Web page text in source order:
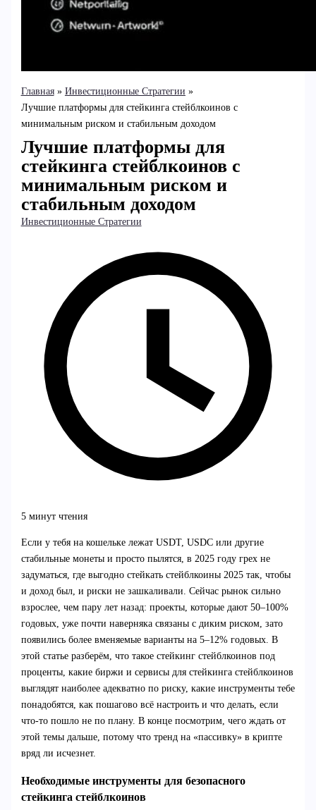
Главная
Инвестиционные Стратегии
Лучшие платформы для стейкинга стейблкоинов с
минимальным риском и стабильным доходом
Лучшие платформы для
стейкинга стейблкоинов с
минимальным риском и
стабильным доходом
Инвестиционные Стратегии
5 минут чтения
Если у тебя на кошельке лежат USDT, USDC или другие
стабильные монеты и просто пылятся, в 2025 году грех не
задуматься, где выгодно стейкать стейблкоины 2025 так, чтобы
и доход был, и риски не зашкаливали. Сейчас рынок сильно
взрослее, чем пару лет назад: проекты, которые дают 50–100%
годовых, уже почти наверняка связаны с диким риском, зато
появились более вменяемые варианты на 5–12% годовых. В
этой статье разберём, что такое стейкинг стейблкоинов под
проценты, какие биржи и сервисы для стейкинга стейблкоинов
выглядят наиболее адекватно по риску, какие инструменты тебе
понадобятся, как пошагово всё настроить и что делать, если
что‑то пошло не по плану. В конце посмотрим, чего ждать от
этой темы дальше, потому что тренд на «пассивку» в крипте
вряд ли исчезнет.
Необходимые инструменты для безопасного
стейкинга стейблкоинов